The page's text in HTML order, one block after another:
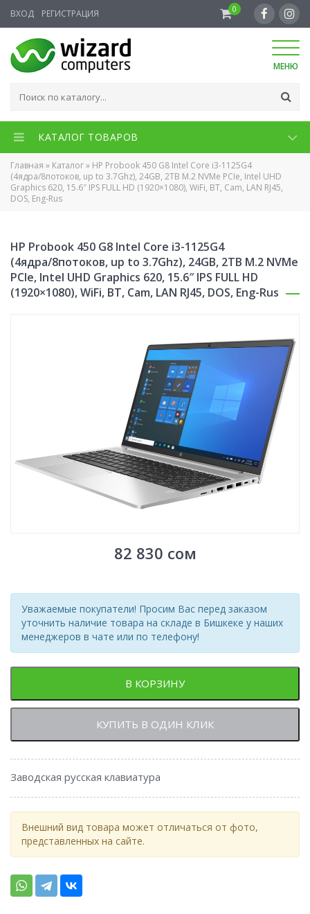
ВХОД РЕГИСТРАЦИЯ 0
МЕНЮ
КАТАЛОГ ТОВАРОВ
Главная » Каталог» HP Probook 450 G8 Intel Core i3-1125G4
(4ядра/8потоков, up to 3.7Ghz), 24GB, 2TB M.2 NVMe PCIe, Intel UHD
Graphics 620, 15.6″ IPS FULL HD (1920×1080), WiFi, BT, Cam, LAN RJ45,
DOS, Eng-Rus
HP Probook 450 G8 Intel Core i3-1125G4
(4ядра/8потоков, up to 3.7Ghz), 24GB, 2TB M.2 NVMe
PCIe, Intel UHD Graphics 620, 15.6″ IPS FULL HD
(1920×1080), WiFi, BT, Cam, LAN RJ45, DOS, Eng-Rus
82 830 сом
Уважаемые покупатели! Просим Вас перед заказом
уточнить наличие товара на складе в Бишкеке у наших
менеджеров в чате или по телефону!
В КОРЗИНУ
КУПИТЬ В ОДИН КЛИК
Заводская русская клавиатура
Внешний вид товара может отличаться от фото,
представленных на сайте.